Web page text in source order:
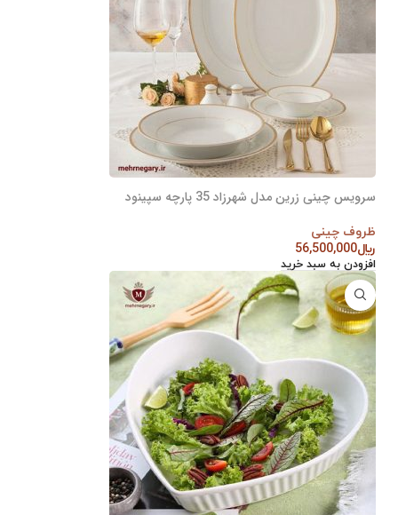
سرویس چینی زرین مدل شهرزاد 35 پارچه سپینود
ظروف چینی
﷼56,500,000
افزودن به سبد خرید